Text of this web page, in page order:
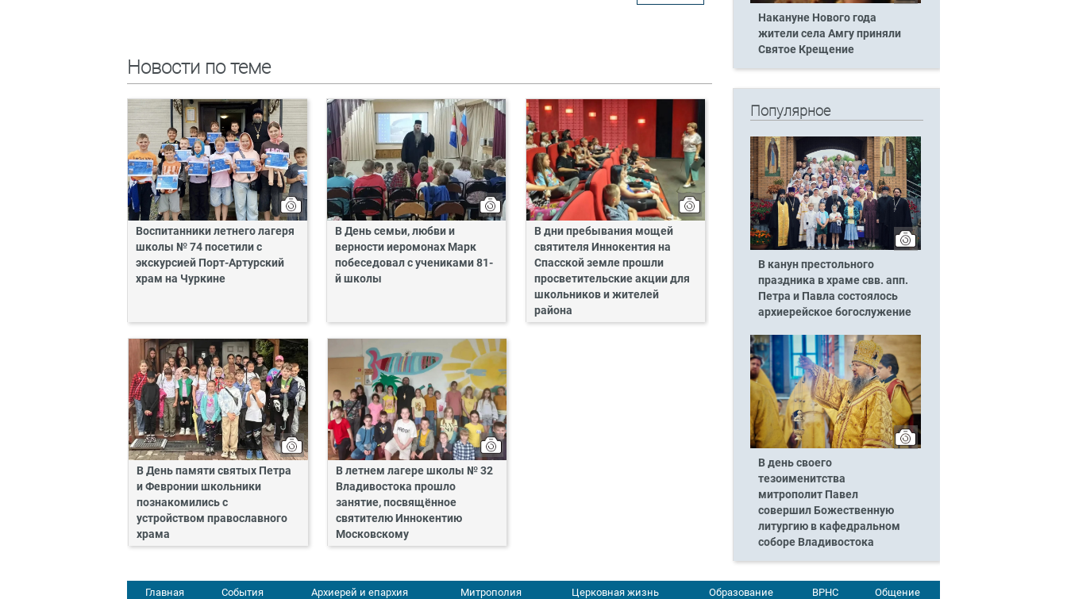
Новости по теме
Воспитанники летнего лагеря
школы № 74 посетили с
экскурсией Порт-Артурский
храм на Чуркине
В День семьи, любви и
верности иеромонах Марк
побеседовал с учениками 81-
й школы
В дни пребывания мощей
святителя Иннокентия на
Спасской земле прошли
просветительские акции для
школьников и жителей
района
В День памяти святых Петра
и Февронии школьники
познакомились с
устройством православного
храма
В летнем лагере школы № 32
Владивостока прошло
занятие, посвящённое
святителю Иннокентию
Московскому
Накануне Нового года
жители села Амгу приняли
Святое Крещение
Популярное
В канун престольного
праздника в храме свв. апп.
Петра и Павла состоялось
архиерейское богослужение
В день своего
тезоименитства
митрополит Павел
совершил Божественную
литургию в кафедральном
соборе Владивостока
Главная События Архиерей и епархия Митрополия Церковная жизнь Образование ВРНС Общение